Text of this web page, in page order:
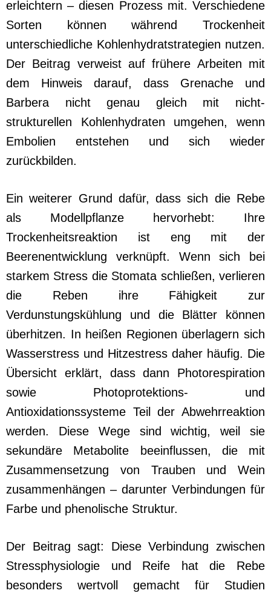
erleichtern – diesen Prozess mit. Verschiedene
Sorten können während Trockenheit
unterschiedliche Kohlenhydratstrategien nutzen.
Der Beitrag verweist auf frühere Arbeiten mit
dem Hinweis darauf, dass Grenache und
Barbera nicht genau gleich mit nicht-
strukturellen Kohlenhydraten umgehen, wenn
Embolien entstehen und sich wieder
zurückbilden.
Ein weiterer Grund dafür, dass sich die Rebe
als Modellpflanze hervorhebt: Ihre
Trockenheitsreaktion ist eng mit der
Beerenentwicklung verknüpft. Wenn sich bei
starkem Stress die Stomata schließen, verlieren
die Reben ihre Fähigkeit zur
Verdunstungskühlung und die Blätter können
überhitzen. In heißen Regionen überlagern sich
Wasserstress und Hitzestress daher häufig. Die
Übersicht erklärt, dass dann Photorespiration
sowie Photoprotektions- und
Antioxidationssysteme Teil der Abwehrreaktion
werden. Diese Wege sind wichtig, weil sie
sekundäre Metabolite beeinflussen, die mit
Zusammensetzung von Trauben und Wein
zusammenhängen – darunter Verbindungen für
Farbe und phenolische Struktur.
Der Beitrag sagt: Diese Verbindung zwischen
Stressphysiologie und Reife hat die Rebe
besonders wertvoll gemacht für Studien